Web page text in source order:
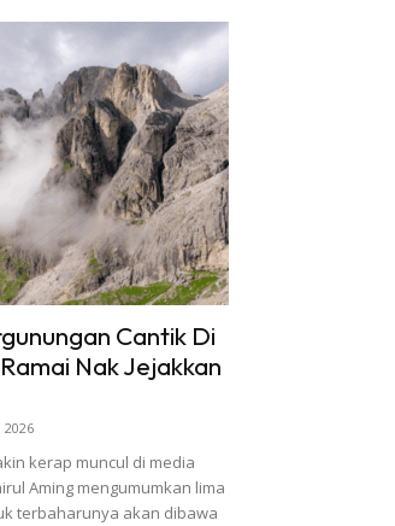
Cantik Di
Nak Jejakkan
2026
kerap muncul di media
Aming mengumumkan lima
terbaharunya akan dibawa